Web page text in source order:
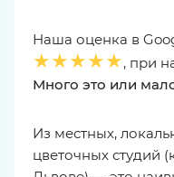
Наша оценка в
★★★★★, при
Много это или
Из местных,
цветочных студий